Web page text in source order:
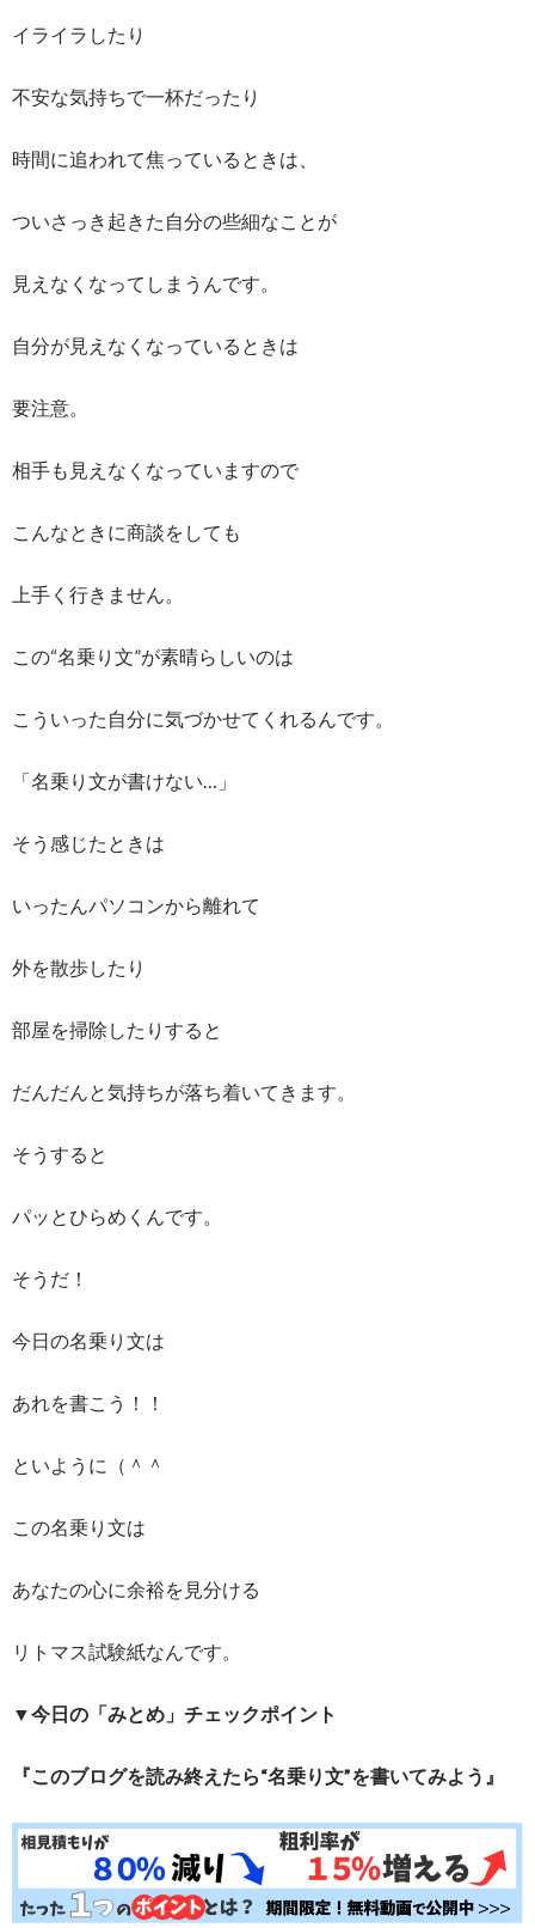
イライラしたり
不安な気持ちで一杯だったり
時間に追われて焦っているときは、
ついさっき起きた自分の些細なことが
見えなくなってしまうんです。
自分が見えなくなっているときは
要注意。
相手も見えなくなっていますので
こんなときに商談をしても
上手く行きません。
この“名乗り文”が素晴らしいのは
こういった自分に気づかせてくれるんです。
「名乗り文が書けない…」
そう感じたときは
いったんパソコンから離れて
外を散歩したり
部屋を掃除したりすると
だんだんと気持ちが落ち着いてきます。
そうすると
パッとひらめくんです。
そうだ！
今日の名乗り文は
あれを書こう！！
といように（＾＾
この名乗り文は
あなたの心に余裕を見分ける
リトマス試験紙なんです。
▼今日の「みとめ」チェックポイント
『このブログを読み終えたら“名乗り文”を書いてみよう』